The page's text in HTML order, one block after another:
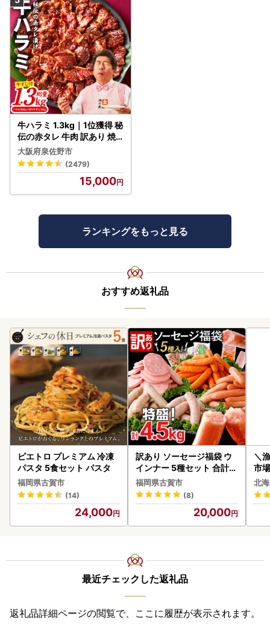
牛ハラミ 1.3kg｜1位獲得 秘
伝の赤タレ 牛肉 訳あり 焼
肉 BBQ
大阪府泉佐野市
(2479)
15,000
ランキングをもっと見る
おすすめ返礼品
ピエトロ プレミアム 冷凍
パスタ 5食セット パスタ
福岡県古賀市
(14)
24,000
訳あり ソーセージ福袋 ウ
インナー 5種セット 合計4.
5kg ソーセージ
福岡県古賀市
(8)
20,000
＼
市
貝
北
最近チェックした返礼品
返礼品詳細ページの閲覧で、ここに履歴が表示されます。